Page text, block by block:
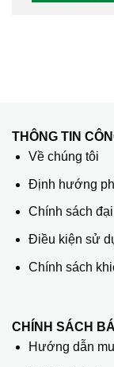
THÔNG TIN
Về chúng tôi
Định hướng
Chính sách
Điều kiện sử
Chính sách
CHÍNH SÁCH
Hướng dẫn